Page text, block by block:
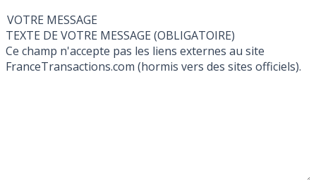
VOTRE MESSAGE
TEXTE DE VOTRE MESSAGE (OBLIGATOIRE)
Ce champ n'accepte pas les liens externes au site
FranceTransactions.com (hormis vers des sites officiels).